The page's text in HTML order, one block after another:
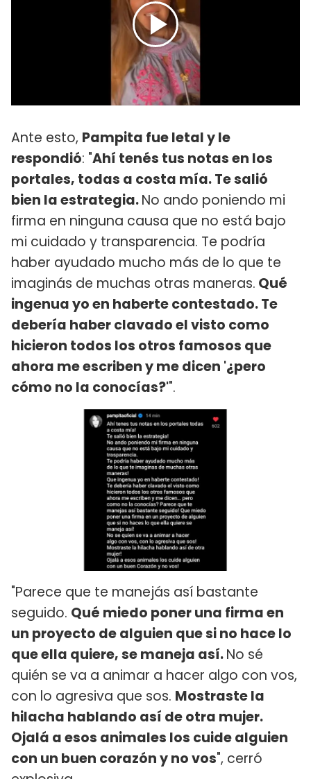
Ante esto, Pampita fue letal y le
respondió: "Ahí tenés tus notas en los
portales, todas a costa mía. Te salió
bien la estrategia.No ando poniendo mi
firma en ninguna causa que no está bajo
mi cuidado y transparencia. Te podría
haber ayudado mucho más de lo que te
imaginás de muchas otras maneras. Qué
ingenua yo en haberte contestado. Te
debería haber clavado el visto como
hicieron todos los otros famosos que
ahora me escriben y me dicen '¿pero
cómo no la conocías?'".
"Parece que te manejás así bastante
seguido. Qué miedo poner una firma en
un proyecto de alguien que si no hace lo
que ella quiere, se maneja así.No sé
quién se va a animar a hacer algo con vos,
con lo agresiva que sos. Mostraste la
hilacha hablando así de otra mujer.
Ojalá a esos animales los cuide alguien
con un buen corazón y no vos", cerró